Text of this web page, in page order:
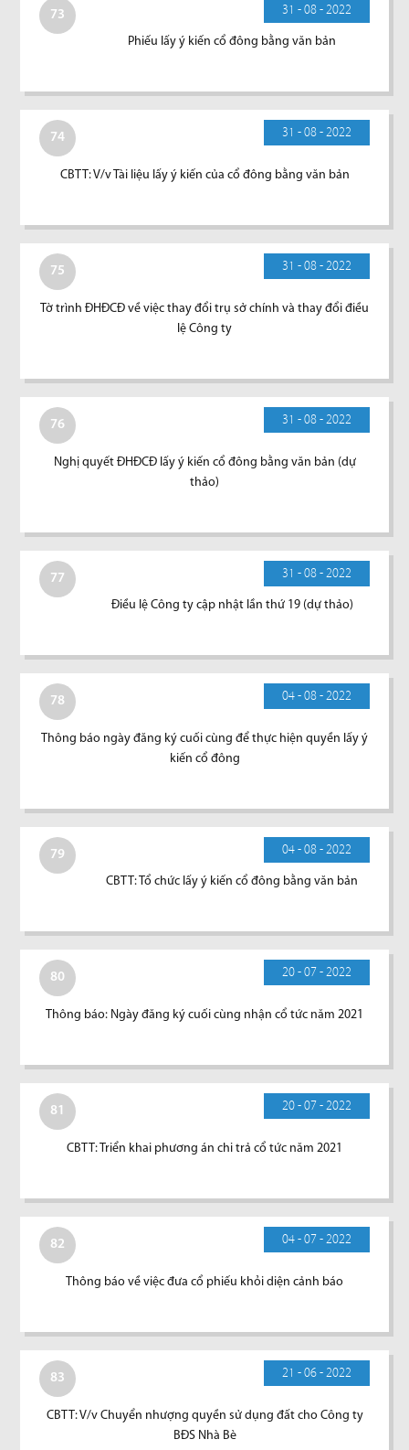
73 31 - 08 - 2022
Phiếu lấy ý kiến cổ đông bằng văn bản
74 31 - 08 - 2022
CBTT: V/v Tài liệu lấy ý kiến của cổ đông bằng văn bản
75 31 - 08 - 2022
Tờ trình ĐHĐCĐ về việc thay đổi trụ sở chính và thay đổi điều
lệ Công ty
76 31 - 08 - 2022
Nghị quyết ĐHĐCĐ lấy ý kiến cổ đông bằng văn bản (dự
thảo)
77 31 - 08 - 2022
Điều lệ Công ty cập nhật lần thứ 19 (dự thảo)
78 04 - 08 - 2022
Thông báo ngày đăng ký cuối cùng để thực hiện quyền lấy ý
kiến cổ đông
79 04 - 08 - 2022
CBTT: Tổ chức lấy ý kiến cổ đông bằng văn bản
80 20 - 07 - 2022
Thông báo: Ngày đăng ký cuối cùng nhận cổ tức năm 2021
81 20 - 07 - 2022
CBTT: Triển khai phương án chi trả cổ tức năm 2021
82 04 - 07 - 2022
Thông báo về việc đưa cổ phiếu khỏi diện cảnh báo
83 21 - 06 - 2022
CBTT: V/v Chuyển nhượng quyền sử dụng đất cho Công ty
BĐS Nhà Bè